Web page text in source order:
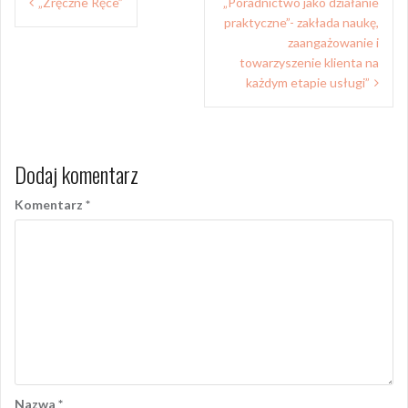
wpisu
praktyczne”- zakłada naukę,
zaangażowanie i
towarzyszenie klienta na
każdym etapie usługi”
Dodaj komentarz
Komentarz *
Nazwa *